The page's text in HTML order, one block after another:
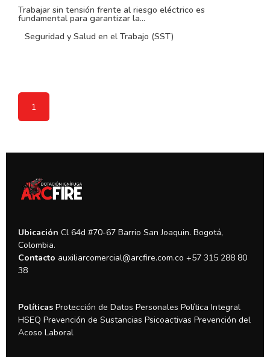
Trabajar sin tensión frente al riesgo eléctrico es
fundamental para garantizar la...
Seguridad y Salud en el Trabajo (SST)
1
Ubicación Cl 64d #70-67 Barrio San Joaquin. Bogotá,
Colombia.
Contacto auxiliarcomercial@arcfire.com.co +57 315 288 80
38
Políticas Protección de Datos Personales Política Integral
HSEQ Prevención de Sustancias Psicoactivas Prevención del
Acoso Laboral